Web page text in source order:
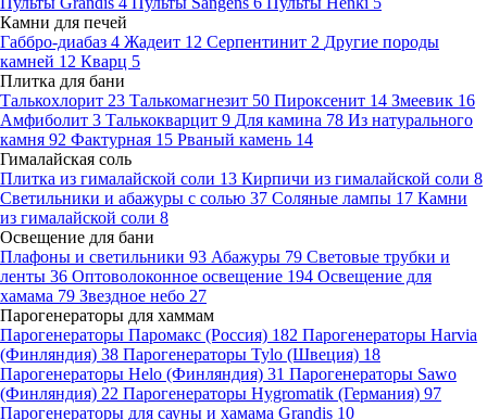
Камни для печей
Габбро-диабаз 4 Жадеит 12 Серпентинит 2 Другие породы
камней 12 Кварц 5
Плитка для бани
Талькохлорит 23 Талькомагнезит 50 Пироксенит 14 Змеевик 16
Амфиболит 3 Талькокварцит 9 Для камина 78 Из натурального
камня 92 Фактурная 15 Рваный камень 14
Гималайская соль
Плитка из гималайской соли 13 Кирпичи из гималайской соли 8
Светильники и абажуры с солью 37 Соляные лампы 17 Камни
из гималайской соли 8
Освещение для бани
Плафоны и светильники 93 Абажуры 79 Световые трубки и
ленты 36 Оптоволоконное освещение 194 Освещение для
хамама 79 Звездное небо 27
Парогенераторы для хаммам
Парогенераторы Паромакс (Россия) 182 Парогенераторы Harvia
(Финляндия) 38 Парогенераторы Tylo (Швеция) 18
Парогенераторы Helo (Финляндия) 31 Парогенераторы Sawo
(Финляндия) 22 Парогенераторы Hygromatik (Германия) 97
Парогенераторы для сауны и хамама Grandis 10